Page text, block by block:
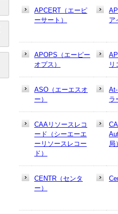
APCERT（エーピ
ーサート）
ア
APOPS（エーピー
オプス）
リ
ASO（エーエスオ
ー）
ラ
CAAリソースレコ
ード（シーエーエ
ーリソースレコー
ド）
局
CENTR（センタ
ー）